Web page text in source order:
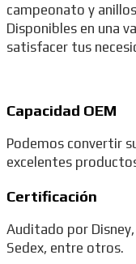
campeonato y
Disponibles en una
satisfacer tus
Capacidad OEM
Podemos convertir
excelentes
Certificación
Auditado por
Sedex, entre otros.